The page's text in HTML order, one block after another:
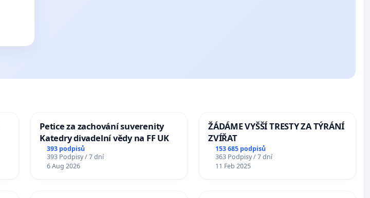
Petice za zachování suverenity
Katedry divadelní vědy na FF UK
393 podpisů
393 Podpisy / 7 dní
6 Aug 2026
ŽÁDÁME VYŠŠÍ TRESTY ZA TÝRÁNÍ
ZVÍŘAT
153 685 podpisů
363 Podpisy / 7 dní
11 Feb 2025